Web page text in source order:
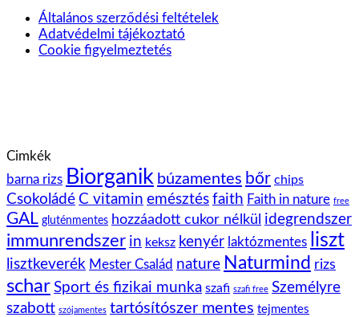
Általános szerződési feltételek
Adatvédelmi tájékoztató
Cookie figyelmeztetés
Cimkék
barna rizs Biorganik búzamentes bőr chips
Csokoládé C vitamin emésztés faith Faith in nature free
GAL gluténmentes hozzáadott cukor nélkül idegrendszer
immunrendszer in keksz kenyér laktózmentes liszt
lisztkeverék Mester Család nature Naturmind rizs
schar Sport és fizikai munka szafi szafi free Személyre
szabott szójamentes tartósítószer mentes tejmentes